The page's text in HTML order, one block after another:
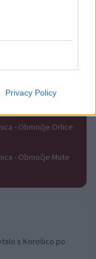
Privacy Policy
- Območje Sv.
- Območje
Območje Prevalje
- Območje Orlice
- Območje Mute
s Korošico po